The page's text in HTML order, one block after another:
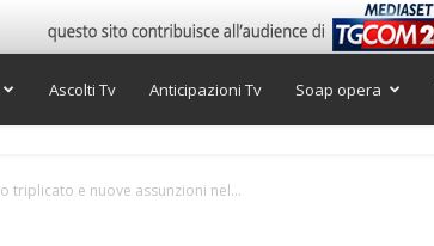
Ascolti Tv Anticipazioni Tv Soap opera
triplicato e nuove assunzioni nel...